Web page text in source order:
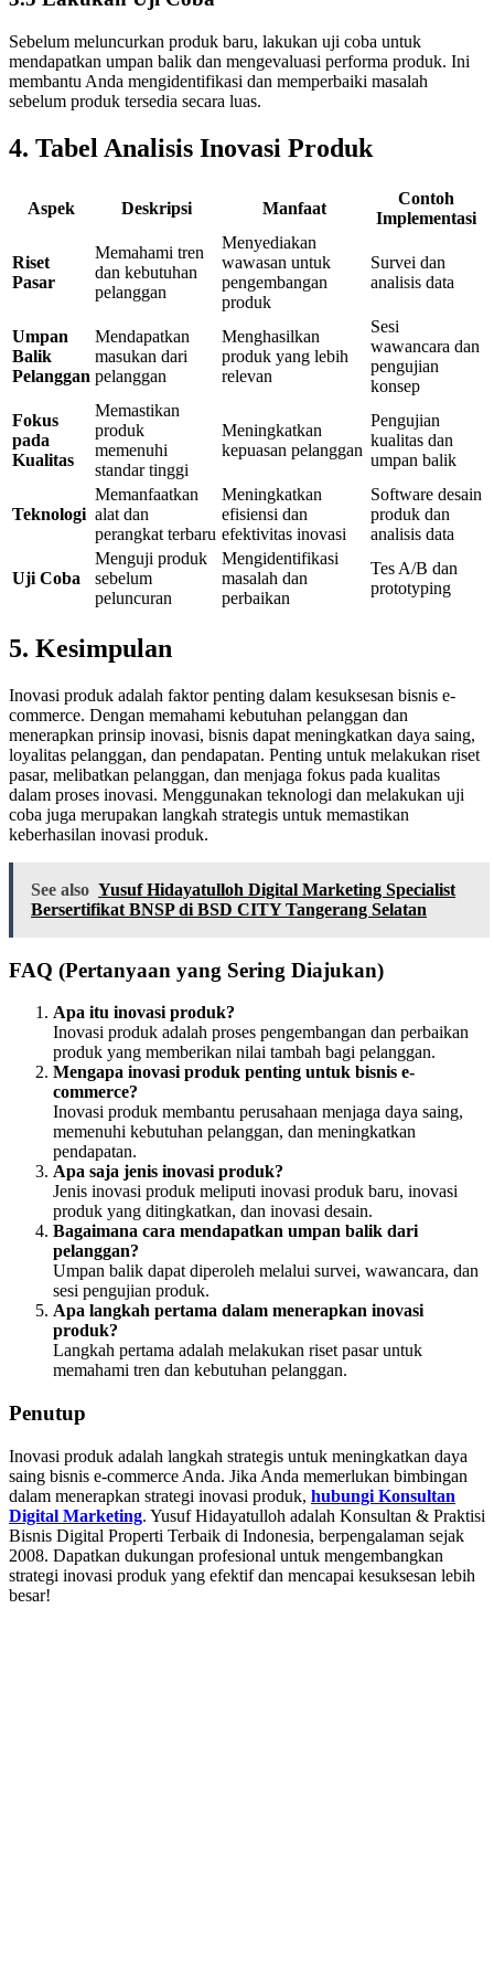
Sebelum meluncurkan produk baru, lakukan uji coba untuk
mendapatkan umpan balik dan mengevaluasi performa produk. Ini
membantu Anda mengidentifikasi dan memperbaiki masalah
sebelum produk tersedia secara luas.
4. Tabel Analisis Inovasi Produk
Aspek Deskripsi Manfaat
Contoh
Implementasi
Riset
Pasar
Memahami tren
dan kebutuhan
pelanggan
Menyediakan
wawasan untuk
pengembangan
produk
Survei dan
analisis data
Umpan
Balik
Pelanggan
Mendapatkan
masukan dari
pelanggan
Menghasilkan
produk yang lebih
relevan
Sesi
wawancara dan
pengujian
konsep
Fokus
pada
Kualitas
Memastikan
produk
memenuhi
standar tinggi
Meningkatkan
kepuasan pelanggan
Pengujian
kualitas dan
umpan balik
Teknologi
Memanfaatkan
alat dan
perangkat terbaru
Meningkatkan
efisiensi dan
efektivitas inovasi
Software desain
produk dan
analisis data
Uji Coba
Menguji produk
sebelum
peluncuran
Mengidentifikasi
masalah dan
perbaikan
Tes A/B dan
prototyping
5. Kesimpulan
Inovasi produk adalah faktor penting dalam kesuksesan bisnis e-
commerce. Dengan memahami kebutuhan pelanggan dan
menerapkan prinsip inovasi, bisnis dapat meningkatkan daya saing,
loyalitas pelanggan, dan pendapatan. Penting untuk melakukan riset
pasar, melibatkan pelanggan, dan menjaga fokus pada kualitas
dalam proses inovasi. Menggunakan teknologi dan melakukan uji
coba juga merupakan langkah strategis untuk memastikan
keberhasilan inovasi produk.
See also Yusuf Hidayatulloh Digital Marketing Specialist
Bersertifikat BNSP di BSD CITY Tangerang Selatan
FAQ (Pertanyaan yang Sering Diajukan)
Apa itu inovasi produk?
Inovasi produk adalah proses pengembangan dan perbaikan
produk yang memberikan nilai tambah bagi pelanggan.
Mengapa inovasi produk penting untuk bisnis e-
commerce?
Inovasi produk membantu perusahaan menjaga daya saing,
memenuhi kebutuhan pelanggan, dan meningkatkan
pendapatan.
Apa saja jenis inovasi produk?
Jenis inovasi produk meliputi inovasi produk baru, inovasi
produk yang ditingkatkan, dan inovasi desain.
Bagaimana cara mendapatkan umpan balik dari
pelanggan?
Umpan balik dapat diperoleh melalui survei, wawancara, dan
sesi pengujian produk.
Apa langkah pertama dalam menerapkan inovasi
produk?
Langkah pertama adalah melakukan riset pasar untuk
memahami tren dan kebutuhan pelanggan.
Penutup
Inovasi produk adalah langkah strategis untuk meningkatkan daya
saing bisnis e-commerce Anda. Jika Anda memerlukan bimbingan
dalam menerapkan strategi inovasi produk, hubungi Konsultan
Digital Marketing. Yusuf Hidayatulloh adalah Konsultan & Praktisi
Bisnis Digital Properti Terbaik di Indonesia, berpengalaman sejak
2008. Dapatkan dukungan profesional untuk mengembangkan
strategi inovasi produk yang efektif dan mencapai kesuksesan lebih
besar!